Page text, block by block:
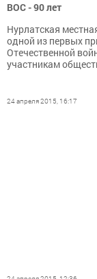
ВОС - 90 лет
Нурлатская
одной из первых
Отечественной
участникам
24 апреля 2015, 16:17